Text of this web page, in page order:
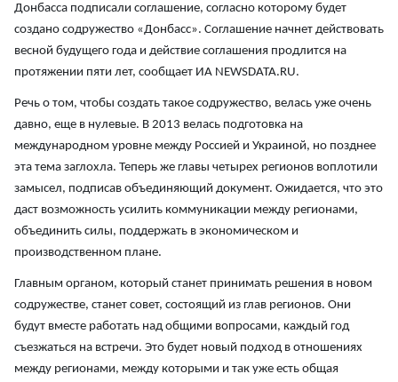
Донбасса подписали соглашение, согласно которому будет
создано содружество «Донбасс». Соглашение начнет действовать
весной будущего года и действие соглашения продлится на
протяжении пяти лет, сообщает ИА NEWSDATA.RU.
Речь о том, чтобы создать такое содружество, велась уже очень
давно, еще в нулевые. В 2013 велась подготовка на
международном уровне между Россией и Украиной, но позднее
эта тема заглохла. Теперь же главы четырех регионов воплотили
замысел, подписав объединяющий документ. Ожидается, что это
даст возможность усилить коммуникации между регионами,
объединить силы, поддержать в экономическом и
производственном плане.
Главным органом, который станет принимать решения в новом
содружестве, станет совет, состоящий из глав регионов. Они
будут вместе работать над общими вопросами, каждый год
съезжаться на встречи. Это будет новый подход в отношениях
между регионами, между которыми и так уже есть общая